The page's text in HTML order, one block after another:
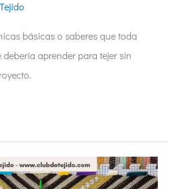
básicas o saberes que toda
aprender para tejer sin